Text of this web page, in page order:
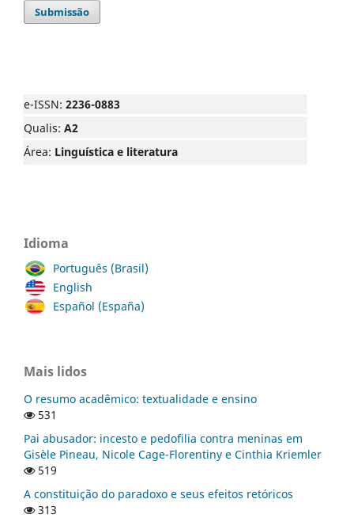
Submissão
e-ISSN: 2236-0883
Qualis: A2
Área: Linguística e literatura
Idioma
Português (Brasil)
English
Español (España)
Mais lidos
O resumo acadêmico: textualidade e ensino
531
Pai abusador: incesto e pedofilia contra meninas em
Gisèle Pineau, Nicole Cage-Florentiny e Cinthia Kriemler
519
A constituição do paradoxo e seus efeitos retóricos
313